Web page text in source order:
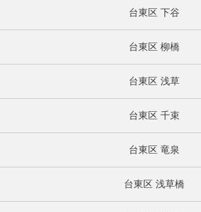
台東区 下谷
台東区 柳橋
台東区 浅草
台東区 千束
台東区 竜泉
台東区 浅草橋